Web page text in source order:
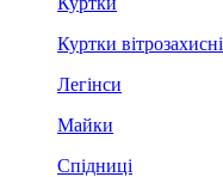
Куртки вітрозахисні
Легінси
Майки
Спідниці